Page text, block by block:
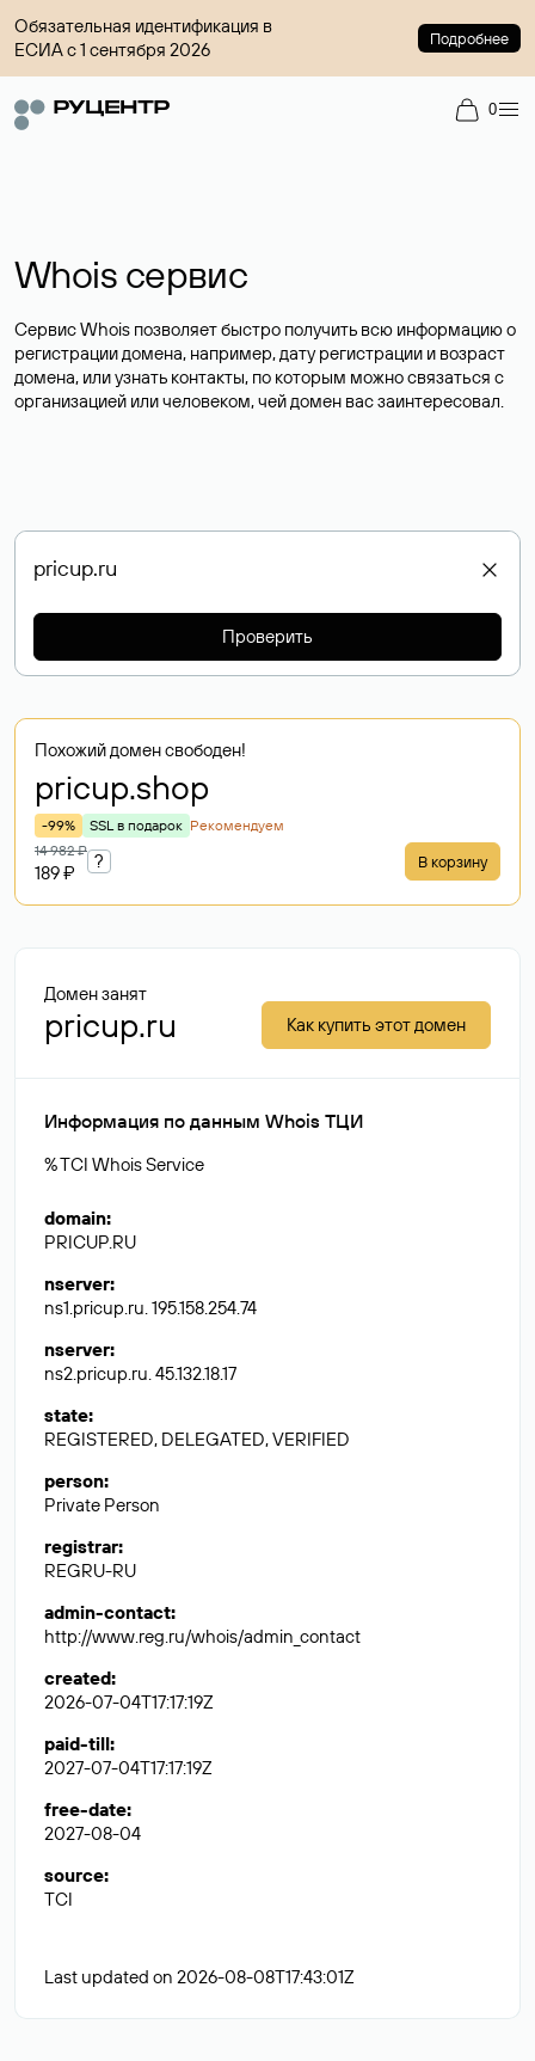
Обязательная идентификация в
ЕСИА с 1 сентября 2026
Подробнее
0
Whois сервис
Сервис Whois позволяет быстро получить всю информацию о
регистрации домена, например, дату регистрации и возраст
домена, или узнать контакты, по которым можно связаться с
организацией или человеком, чей домен вас заинтересовал.
Проверить
Похожий домен свободен!
pricup.shop
-99% SSL в подарок Рекомендуем
14 982 ₽
189 ₽
? В корзину
Домен занят
pricup.ru Как купить этот домен
Информация по данным Whois ТЦИ
% TCI Whois Service
domain:
PRICUP.RU
nserver:
ns1.pricup.ru. 195.158.254.74
nserver:
ns2.pricup.ru. 45.132.18.17
state:
REGISTERED, DELEGATED, VERIFIED
person:
Private Person
registrar:
REGRU-RU
admin-contact:
http://www.reg.ru/whois/admin_contact
created:
2026-07-04T17:17:19Z
paid-till:
2027-07-04T17:17:19Z
free-date:
2027-08-04
source:
TCI
Last updated on 2026-08-08T17:43:01Z